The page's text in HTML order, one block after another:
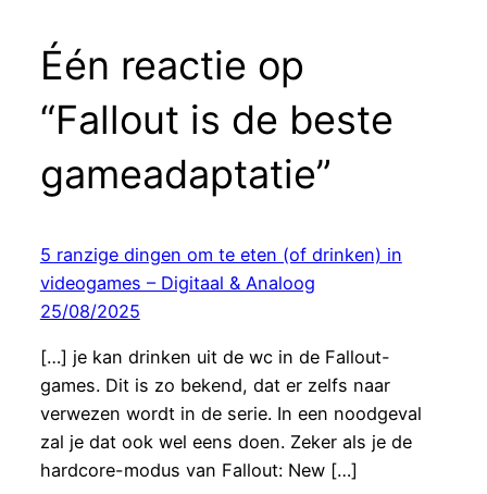
Één reactie op
“Fallout is de beste
gameadaptatie”
5 ranzige dingen om te eten (of drinken) in
videogames – Digitaal & Analoog
25/08/2025
[…] je kan drinken uit de wc in de Fallout-
games. Dit is zo bekend, dat er zelfs naar
verwezen wordt in de serie. In een noodgeval
zal je dat ook wel eens doen. Zeker als je de
hardcore-modus van Fallout: New […]